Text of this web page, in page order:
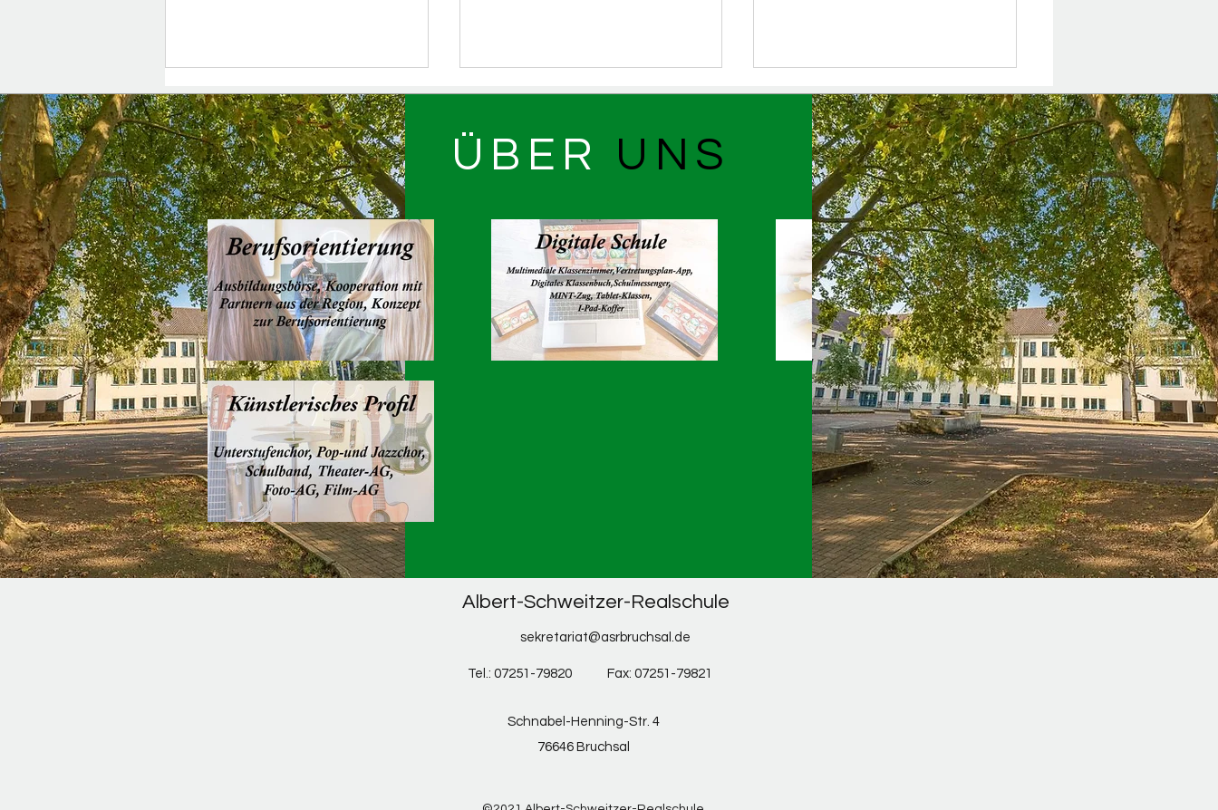
Erholsame Sommerferien!
Lernen durch Engagement –
Die AES-Gruppe der Klasse
7e im Seniorenheim
ÜBER UNS
Albert-Schweitzer-Realschule
sekretariat@asrbruchsal.de
Tel.: 07251-79820 Fax: 07251-79821
Schnabel-Henning-Str. 4
76646 Bruchsal